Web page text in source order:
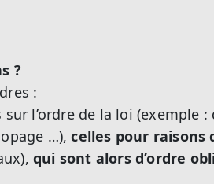
?
:
sur l’ordre de la loi (exemple
…),celles pour
qui sont alors d’ordre